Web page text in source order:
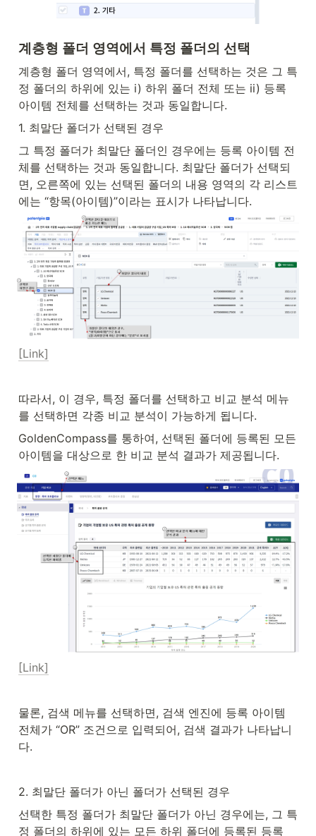
계층형 폴더 영역에서 특정 폴더의 선택
계층형 폴더 영역에서, 특정 폴더를 선택하는 것은 그 특
정 폴더의 하위에 있는 i) 하위 폴더 전체 또는 ii) 등록
아이템 전체를 선택하는 것과 동일합니다.
1. 최말단 폴더가 선택된 경우
그 특정 폴더가 최말단 폴더인 경우에는 등록 아이템 전
체를 선택하는 것과 동일합니다. 최말단 폴더가 선택되
면, 오른쪽에 있는 선택된 폴더의 내용 영역의 각 리스트
에는 “항목(아이템)”이라는 표시가 나타납니다.
[Link]
따라서, 이 경우, 특정 폴더를 선택하고 비교 분석 메뉴
를 선택하면 각종 비교 분석이 가능하게 됩니다.
GoldenCompass를 통하여, 선택된 폴더에 등록된 모든
아이템을 대상으로 한 비교 분석 결과가 제공됩니다.
[Link]
물론, 검색 메뉴를 선택하면, 검색 엔진에 등록 아이템
전체가 “OR” 조건으로 입력되어, 검색 결과가 나타납니
다.
2. 최말단 폴더가 아닌 폴더가 선택된 경우
선택한 특정 폴더가 최말단 폴더가 아닌 경우에는, 그 특
정 폴더의 하위에 있는 모든 하위 폴더에 등록된 등록